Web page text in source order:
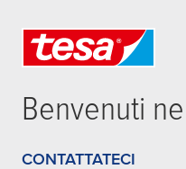
Benvenuti
CONTATTATECI